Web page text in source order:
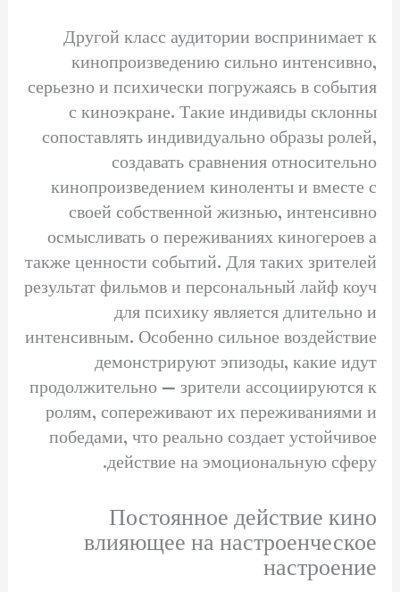
Другой класс аудитории воспринимает к
кинопроизведению сильно интенсивно,
серьезно и психически погружаясь в события
с киноэкранe. Такие индивиды склонны
сопоставлять индивидуально образы ролей,
создавать сравнения относительно
кинопроизведением киноленты и вместе с
своей собственной жизнью, интенсивно
осмысливать о переживаниях киногероев а
также ценности событий. Для таких зрителей
результат фильмов и персональный лайф коуч
для психику является длительно и
интенсивным. Особенно сильное воздействие
демонстрируют эпизоды, какие идут
продолжительно — зрители ассоциируются к
ролям, сопереживают их переживаниями и
победами, что реально создает устойчивое
действие на эмоциональную сферу.
Постоянное действие кино
влияющее на настроенческое
настроение